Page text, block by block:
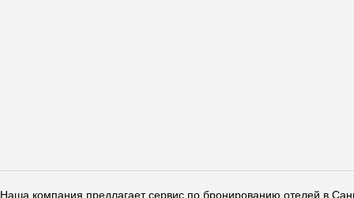
Наша компания предлагает сервис по бронированию отелей в